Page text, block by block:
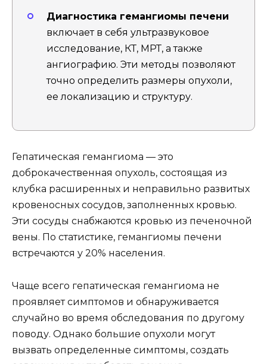
Диагностика гемангиомы печени
включает в себя ультразвуковое
исследование, КТ, МРТ, а также
ангиографию. Эти методы позволяют
точно определить размеры опухоли,
ее локализацию и структуру.
Гепатическая гемангиома — это
доброкачественная опухоль, состоящая из
клубка расширенных и неправильно развитых
кровеносных сосудов, заполненных кровью.
Эти сосуды снабжаются кровью из печеночной
вены. По статистике, гемангиомы печени
встречаются у 20% населения.
Чаще всего гепатическая гемангиома не
проявляет симптомов и обнаруживается
случайно во время обследования по другому
поводу. Однако большие опухоли могут
вызвать определенные симптомы, создать